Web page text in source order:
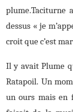
plume.Taciturne
dessus « je
croit que c’est
Il y avait Plume
Ratapoil. Un
un ours mais en